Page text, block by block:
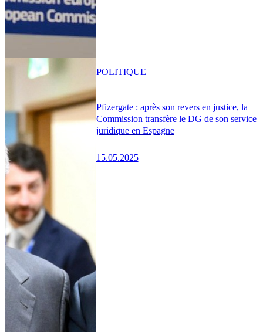
Pfizergate : après son revers en justice, la
Commission transfère le DG de son service
juridique en Espagne
15.05.2025
POLITIQUE